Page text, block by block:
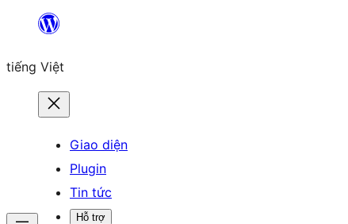
Chuyển
phần
tiếng Việt
Giao diện
Plugin
Tin tức
Hỗ trợ